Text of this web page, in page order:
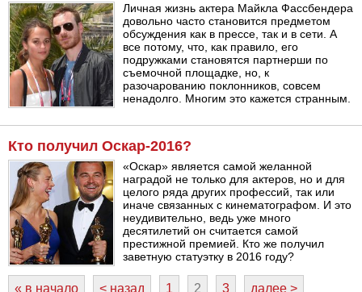
Личная жизнь актера Майкла Фассбендера
довольно часто становится предметом
обсуждения как в прессе, так и в сети. А
все потому, что, как правило, его
подружками становятся партнерши по
съемочной площадке, но, к
разочарованию поклонников, совсем
ненадолго. Многим это кажется странным.
Кто получил Оскар-2016?
«Оскар» является самой желанной
наградой не только для актеров, но и для
целого ряда других профессий, так или
иначе связанных с кинематографом. И это
неудивительно, ведь уже много
десятилетий он считается самой
престижной премией. Кто же получил
заветную статуэтку в 2016 году?
« в начало < назад 1 2 3 далее >